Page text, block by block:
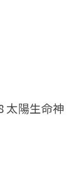
太陽生命神